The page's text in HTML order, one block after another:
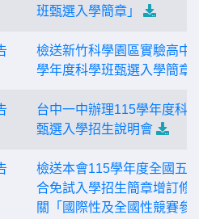
班甄選入學簡章」
檢送新竹科學園區實驗高中
學年度科學班甄選入學簡章
台中一中辦理115學年度科
甄選入學招生說明會
檢送本會115學年度全國五
合免試入學招生簡章增訂修
關「國際性及全國性競賽參